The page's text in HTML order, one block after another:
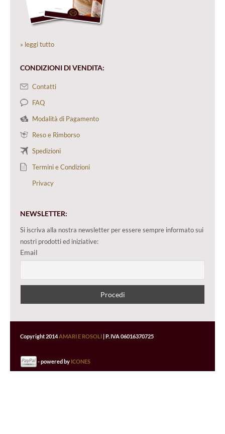
» leggi tutto
CONDIZIONI DI VENDITA:
Contatti
FAQ
Modalità di Pagamento
Reso e Rimborso
Spedizioni
Termini e Condizioni
Privacy
NEWSLETTER:
Si iscriva alla nostra newsletter per essere sempre informato sui
nostri prodotti ed iniziative:
Email
Copyright 2014AMARI E ROSOLI | P. IVA 06016370725
- powered by ICONES